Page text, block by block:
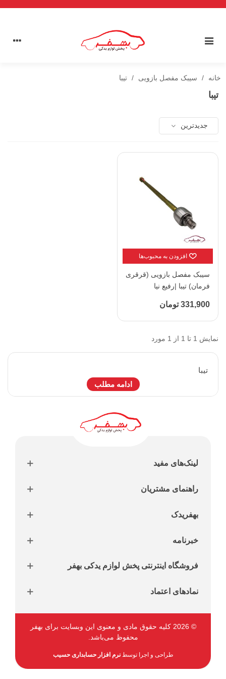
خانه / سیبک مفصل بازویی / تیبا
تیبا
جدیدترین
افزودن به محبوب‌ها
سیبک مفصل بازویی (قرقری
فرمان) تیبا |رفیع نیا
331,900 تومان
نمایش 1 تا 1 از 1 مورد
تيبا
ادامه مطلب
لینک‌های مفید
راهنمای مشتریان
بهفریدک
خبرنامه
فروشگاه اینترنتی پخش لوازم یدکی بهفر
نمادهای اعتماد
طراحی و اجرا توسطنرم افزار حسابداری حسیب
© 2026 کلیه حقوق مادی و معنوی این وبسایت برای بهفر
محفوظ می‌باشد.